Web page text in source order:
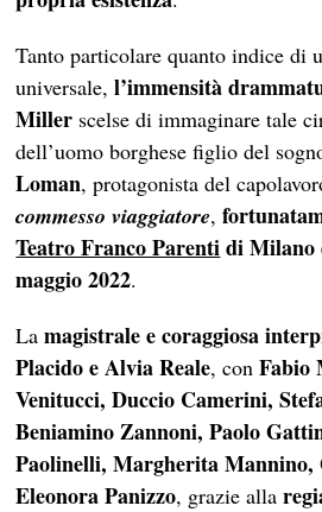
Tanto particolare quanto indice di
universale,l’immensità
Miller scelse di immaginare tale
dell’uomo borghese figlio del
Loman, protagonista del
commesso viaggiatore,
Teatro Franco Parentidi Milano
maggio 2022.
Lamagistrale e coraggiosa
Placido e Alvia Reale, conFabio
Venitucci, Duccio Camerini,
Beniamino Zannoni, Paolo
Paolinelli, Margherita Mannino,
Eleonora Panizzo, grazie alla